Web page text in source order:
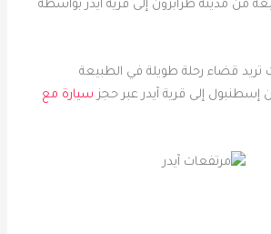
من مدينة طرابزون إلى قرية آيدر بواسطة
تريد قضاء رحلة طويلة في الطبيعة
إلى قرية آيدر عبر حجز سيارة مع